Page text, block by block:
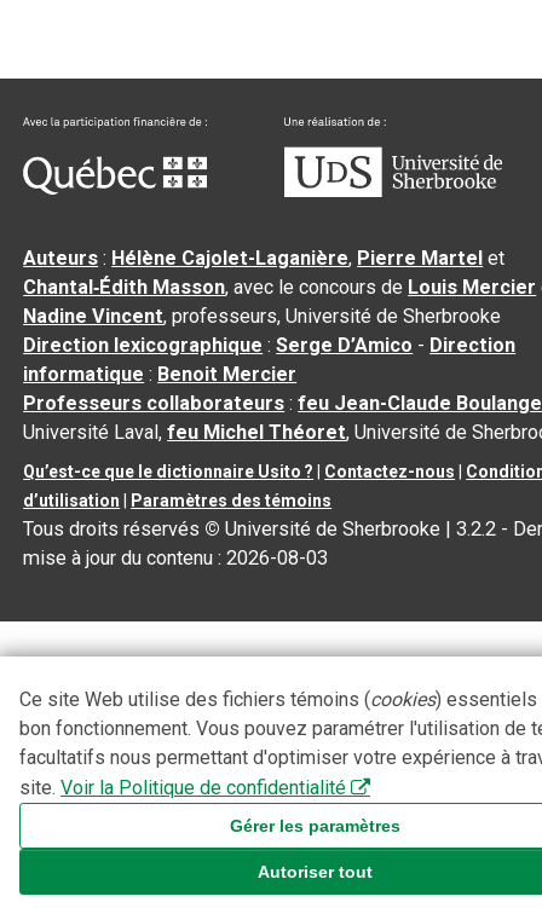
Auteurs : Hélène Cajolet-Laganière, Pierre Martel et
Chantal‑Édith Masson, avec le concours de Louis Mercier
Nadine Vincent, professeurs, Université de Sherbrooke
Direction lexicographique :Serge D’Amico - Direction
informatique : Benoit Mercier
Professeurs collaborateurs :feu Jean-Claude
Université Laval,feu Michel Théoret, Université de
Qu’est-ce que le dictionnaire Usito ? Contactez-nous
d’utilisation
Paramètres des témoins
Tous droits réservés © Université de Sherbrooke |3.2.2 -
mise à jour du contenu :2026-08-03
Ce site Web utilise des fichiers témoins (cookies) essentiels
bon fonctionnement. Vous pouvez paramétrer l'utilisation de
facultatifs nous permettant d'optimiser votre expérience à
site. Voir la Politique de confidentialité
Gérer les paramètres
Autoriser tout